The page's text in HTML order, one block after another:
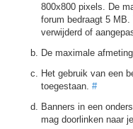
800x800 pixels. De
forum bedraagt 5 MB.
verwijderd of
De maximale
Het gebruik van een
toegestaan. #
Banners in een
mag doorlinken naar je